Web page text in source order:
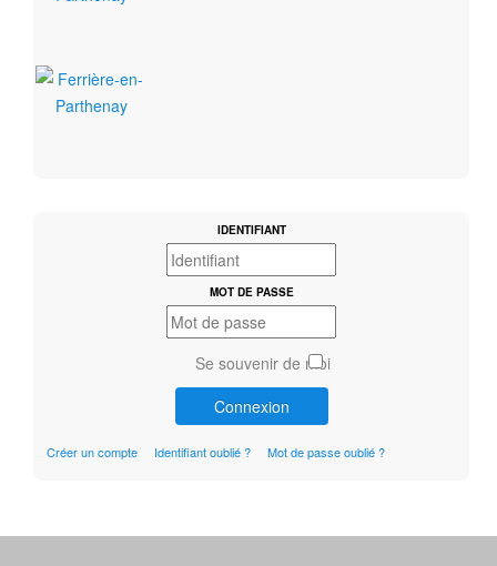
IDENTIFIANT
MOT DE PASSE
Se souvenir de moi
Connexion
Créer un compte Identifiant oublié ? Mot de passe oublié ?